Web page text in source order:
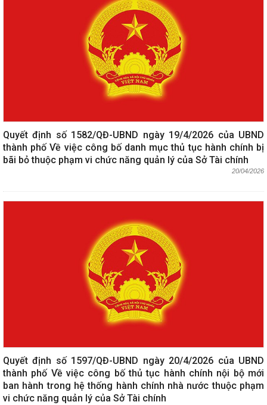
Quyết định số 1582/QĐ-UBND ngày 19/4/2026 của UBND
thành phố Về việc công bố danh mục thủ tục hành chính bị
bãi bỏ thuộc phạm vi chức năng quản lý của Sở Tài chính
20/04/2026
Quyết định số 1597/QĐ-UBND ngày 20/4/2026 của UBND
thành phố Về việc công bố thủ tục hành chính nội bộ mới
ban hành trong hệ thống hành chính nhà nước thuộc phạm
vi chức năng quản lý của Sở Tài chính